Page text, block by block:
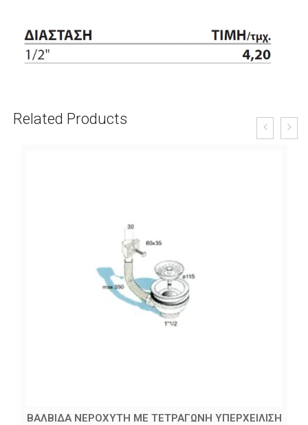
Related Products
ΒΑΛΒΙΔΑ ΝΕΡΟΧΥΤΗ ΜΕ ΤΕΤΡΑΓΩΝΗ ΥΠΕΡΧΕΙΛΙΣΗ